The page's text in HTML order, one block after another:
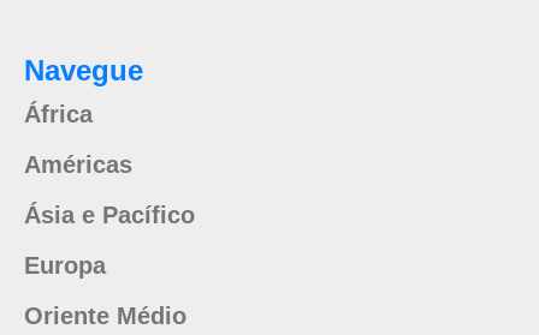
Navegue
África
Américas
Ásia e Pacífico
Europa
Oriente Médio